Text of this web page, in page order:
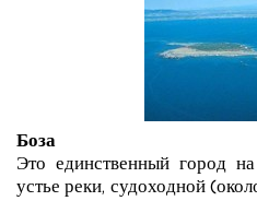
Боза
Это единственный город
устье реки, судоходной